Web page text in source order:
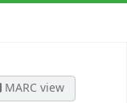
MARC view